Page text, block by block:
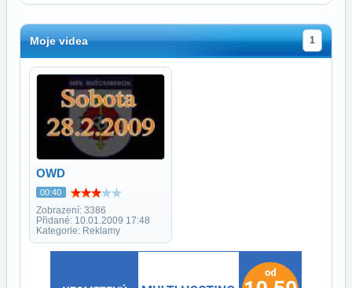
Moje videa 1
OWD
00:40
Zobrazení: 3386
Přidané: 10.01.2009 17:48
Kategorie: Reklamy